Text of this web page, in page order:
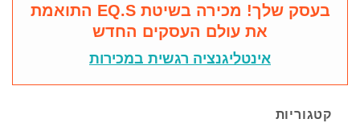
בעסק שלך​! מכירה בשיטת EQ.S התואמת
את עולם העסקים החדש
אינטליגנציה רגשית במכירות
קטגוריות